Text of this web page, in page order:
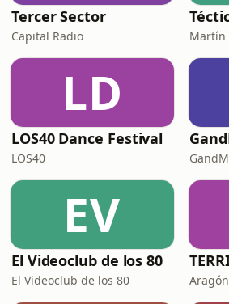
Tercer Sector
Capital Radio Martín
LD
LOS40 Dance Festival
LOS40
EV
El Videoclub de los 80
El Videoclub de los 80